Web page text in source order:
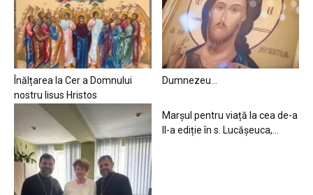
Înălțarea la Cer a Domnului
nostru Iisus Hristos
Dumnezeu…
Marșul pentru viață la cea de-a
II-a ediție în s. Lucășeuca,...